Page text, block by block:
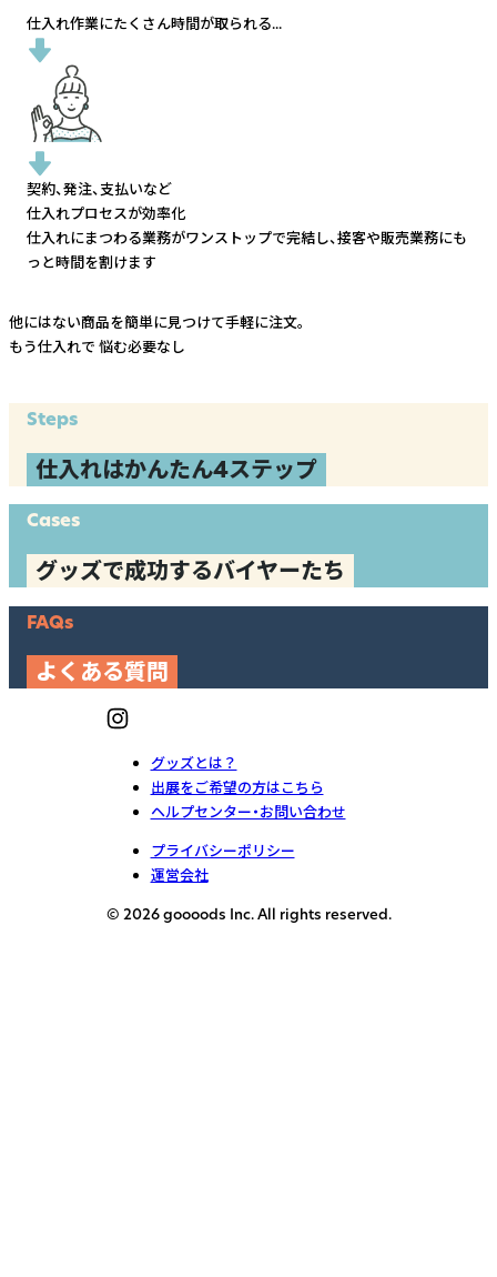
仕入れ作業にたくさん時間が取られる...
契約、発注、支払いなど
仕入れプロセスが効率化
仕入れにまつわる業務がワンストップで完結し、接客や販売業務にも
っと時間を割けます
他にはない商品を簡単に見つけて手軽に注文。
もう仕入れで 悩む必要なし
Steps
仕入れはかんたん4ステップ
Cases
グッズで成功するバイヤーたち
FAQs
よくある質問
グッズとは？
出展をご希望の方はこちら
ヘルプセンター・お問い合わせ
プライバシーポリシー
運営会社
© 2026 goooods Inc. All rights reserved.